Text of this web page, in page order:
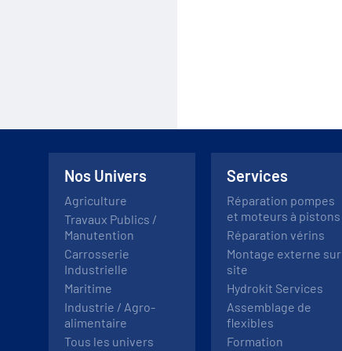
Nos Univers
Agriculture
Travaux Publics /
Manutention
Carrosserie
Industrielle
Maritime
Industrie / Agro-
alimentaire
Tous les univers
Services
Réparation pompes
et moteurs à pistons
Réparation vérins
Montage externe sur
site
Hydrokit Services
Assemblage de
flexibles
Formation